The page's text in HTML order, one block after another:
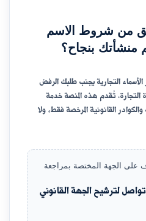
من شروط الاسم
منشأتك بنجاح؟
الأسماء التجارية يجنب طلبك الرفض
التجارة. تُقدم هذه المنصة خدمة
القانونية المرخصة فقط، ولا
على الجهة المختصة بمراجعة
تواصل لترشيح الجهة القانوني